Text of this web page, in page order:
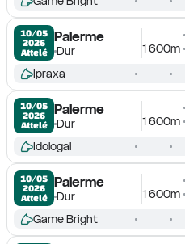
10/05
2026
Attelé
Palerme
Dur
1 600m
Ipraxa
10/05
2026
Attelé
Palerme
Dur
1 600m
Idologal
10/05
2026
Attelé
Palerme
Dur
1 600m
Game Bright